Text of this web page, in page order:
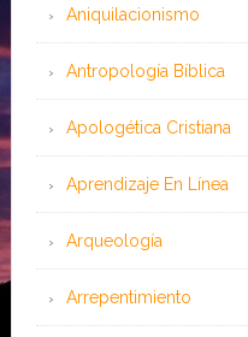
Aniquilacionismo
Antropología Bíblica
Apologética Cristiana
Aprendizaje En Línea
Arqueología
Arrepentimiento